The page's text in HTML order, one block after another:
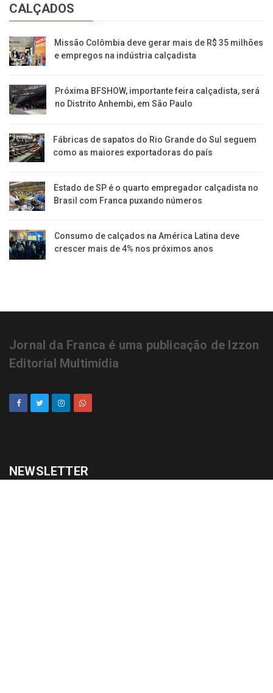
CALÇADOS
Missão Colômbia deve gerar mais de R$ 35 milhões
e empregos na indústria calçadista
Próxima BFSHOW, importante feira calçadista, será
no Distrito Anhembi, em São Paulo
Fábricas de sapatos do Rio Grande do Sul seguem
como as maiores exportadoras do país
Estado de SP é o quarto empregador calçadista no
Brasil com Franca puxando números
Consumo de calçados na América Latina deve
crescer mais de 4% nos próximos anos
Jornal da Franca é uma publicação de Izzon
Editorial Multimídia
NEWSLETTER